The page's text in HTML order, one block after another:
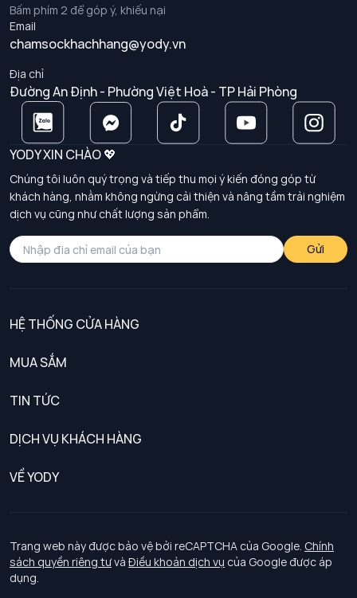
Bấm phím 2 để góp ý, khiếu nại
Email
chamsockhachhang@yody.vn
Địa chỉ
Đường An Định - Phường Việt Hoà - TP Hải Phòng
YODY XIN CHÀO 💖
Chúng tôi luôn quý trọng và tiếp thu mọi ý kiến đóng góp từ
khách hàng, nhằm không ngừng cải thiện và nâng tầm trải nghiệm
dịch vụ cũng như chất lượng sản phẩm.
Gửi
HỆ THỐNG CỬA HÀNG
MUA SẮM
TIN TỨC
DỊCH VỤ KHÁCH HÀNG
Chính sách khách hàng thân thiết
Chính sách bảo vệ dữ liệu cá nhân
Chính sách thanh toán, giao nhận
VỀ YODY
Tuyển dụng
Trang web này được bảo vệ bởi reCAPTCHA của Google. Chính
sách quyền riêng tưvà Điều khoản dịch vụ của Google được áp
dụng.